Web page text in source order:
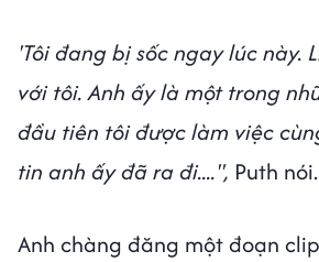
'Tôi đang bị sốc ngay lúc này.
với tôi. Anh ấy là một trong
đầu tiên tôi được làm việc
tin anh ấy đã ra đi....", Puth nói.
Anh chàng đăng một đoạn